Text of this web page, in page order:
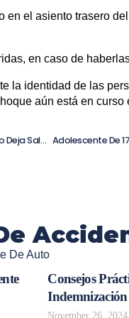
en el asiento trasero
en caso de
la identidad de las
aún está en curso
¡Alerta En Aborn Road! Accidente De Moto Deja Saldo De Tres Heridos
De Auto
Consejos
November 26, 2024